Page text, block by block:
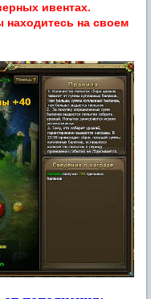
ивентах.
находитесь на своем